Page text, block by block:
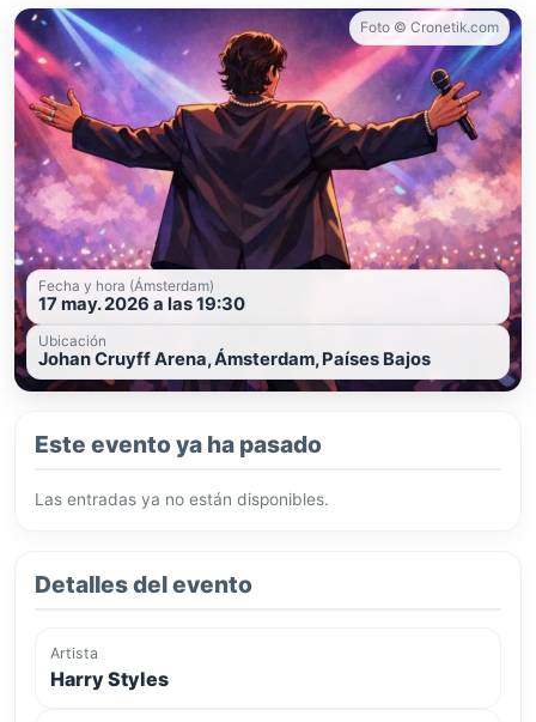
Foto © Cronetik.com
Fecha y hora (Ámsterdam)
17 may. 2026 a las 19:30
Ubicación
Johan Cruyff Arena, Ámsterdam, Países Bajos
Este evento ya ha pasado
Las entradas ya no están disponibles.
Detalles del evento
Artista
Harry Styles